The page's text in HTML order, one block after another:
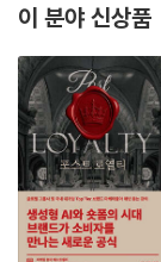
은 다른 부문에서 세
음 실행된 이후 실리
다.(249쪽)
시민인 우리가 할 수
다. 협동조합은 조합
있고, 조합원들은
료 협동조합, 신용
이 분야 신상품